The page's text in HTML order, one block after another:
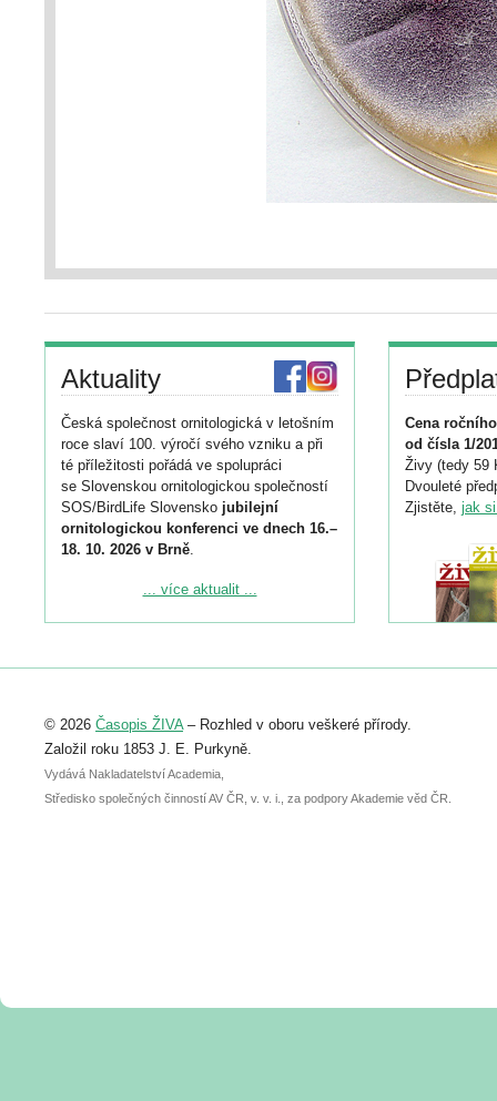
Aktuality
Česká společnost ornitologická v letošním
roce slaví 100. výročí svého vzniku a při
té příležitosti pořádá ve spolupráci
se Slovenskou ornitologickou společností
SOS/BirdLife Slovensko jubilejní
ornitologickou konferenci ve dnech 16.–
18. 10. 2026 v Brně.
Podrobnější informace ke konferenci
Registrovat se můžete do 6. září.
abstraktu přihlášené přednášky nebo
posteru je už 30. června.
... více aktualit ...
Cena
od čísla 1/
Živy (tedy 59
Dvouleté
Zjistěte, jak
© 2026 Časopis ŽIVA– Rozhled v oboru veškeré přírody.
Založil roku 1853 J. E. Purkyně.
Vydává Nakladatelství Academia,
Středisko společných činností AV ČR, v. v. i., za podpory Akademie věd ČR.